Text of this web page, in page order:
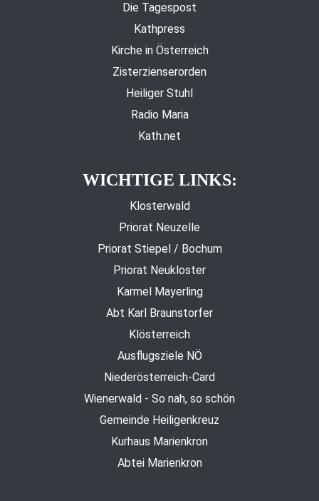
Die Tagespost
Kathpress
Kirche in Österreich
Zisterzienserorden
Heiliger Stuhl
Radio Maria
Kath.net
WICHTIGE LINKS:
Klosterwald
Priorat Neuzelle
Priorat Stiepel / Bochum
Priorat Neukloster
Karmel Mayerling
Abt Karl Braunstorfer
Klösterreich
Ausflugsziele NÖ
Niederösterreich-Card
Wienerwald - So nah, so schön
Gemeinde Heiligenkreuz
Kurhaus Marienkron
Abtei Marienkron